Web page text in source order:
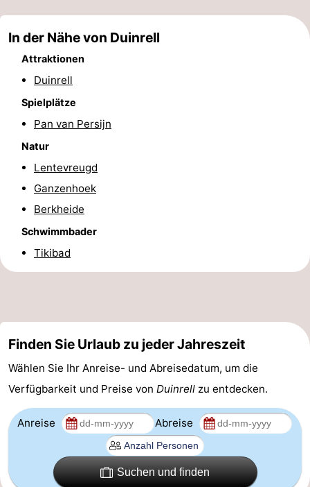
In der Nähe von Duinrell
Attraktionen
Duinrell
Spielplätze
Pan van Persijn
Natur
Lentevreugd
Ganzenhoek
Berkheide
Schwimmbader
Tikibad
Finden Sie Urlaub zu jeder Jahreszeit
Wählen Sie Ihr Anreise- und Abreisedatum, um die
Verfügbarkeit und Preise von Duinrell zu entdecken.
Anreise Abreise
Suchen und finden